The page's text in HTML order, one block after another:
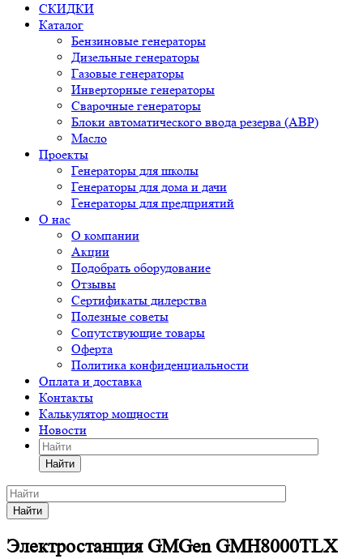
СКИДКИ
Каталог
Бензиновые генераторы
Дизельные генераторы
Газовые генераторы
Инверторные генераторы
Сварочные генераторы
Блоки автоматического ввода резерва (АВР)
Масло
Проекты
Генераторы для школы
Генераторы для дома и дачи
Генераторы для предприятий
О нас
О компании
Акции
Подобрать оборудование
Отзывы
Сертификаты дилерства
Полезные советы
Сопутствующие товары
Оферта
Политика конфиденциальности
Оплата и доставка
Контакты
Калькулятор мощности
Новости
Найти
Найти
Электростанция GMGen GMH8000TLX